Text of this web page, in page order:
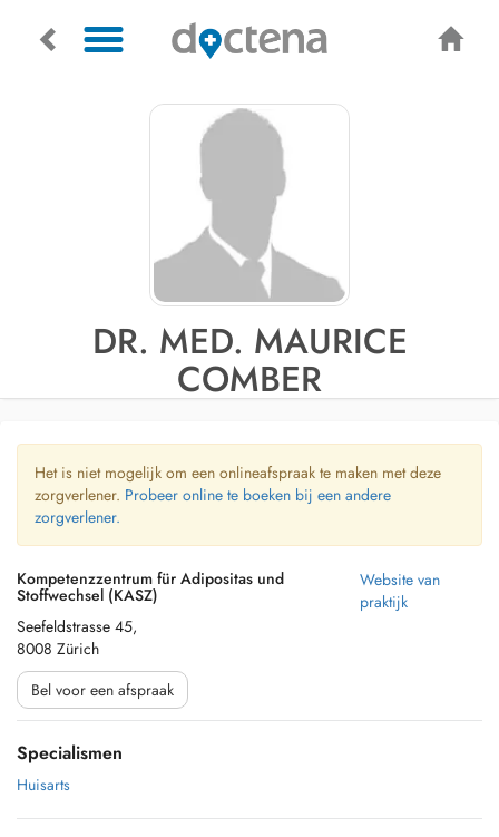
DR. MED. MAURICE
COMBER
Het is niet mogelijk om een onlineafspraak te maken met deze
zorgverlener. Probeer online te boeken bij een andere
zorgverlener.
Kompetenzzentrum für Adipositas und
Stoffwechsel (KASZ)
Seefeldstrasse 45,
8008 Zürich
Website van
praktijk
Bel voor een afspraak
Specialismen
Huisarts